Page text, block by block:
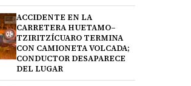
ACCIDENTE EN LA
CARRETERA HUETAMO–
TZIRITZÍCUARO TERMINA
CON CAMIONETA VOLCADA;
CONDUCTOR DESAPARECE
DEL LUGAR